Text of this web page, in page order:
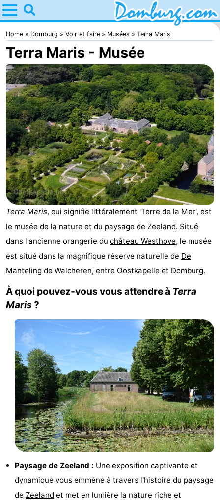
Home
Domburg
Astuces
Avec
les
enfants
Webcam
Webcam
Webcam
Plage
Passer
la
nuit
Appartements
-
Park
Loverendale
-
Résidence
Wijngaerde
Campings
Chambre
d'hôtes
Chaumières
Buitenhof
Domburg
Hof
Domburg
Westhove
Hôtels
Last
minutes
Plages
Voir
faire
Lieux
d'intérêt
Home Domburg Voir et faire Musées Terra Maris
Terra Maris - Musée
Terra Maris, qui signifie littéralement 'Terre de la Mer', est
le musée de la nature et du paysage de Zeeland. Situé
dans l'ancienne orangerie du château Westhove, le musée
est situé dans la magnifique réserve naturelle de De
Manteling de Walcheren, entre Oostkapelle et Domburg.
À quoi pouvez-vous vous attendre à Terra
Maris?
Paysage de Zeeland : Une exposition captivante et
dynamique vous emmène à travers l'histoire du paysage
de Zeeland et met en lumière la nature riche et